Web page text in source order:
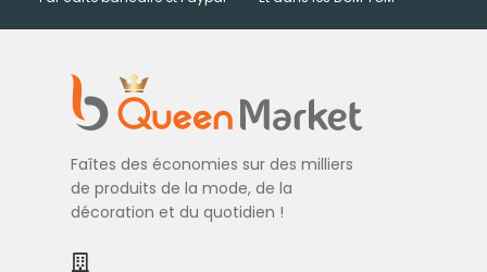
Faîtes des économies sur des milliers
de produits de la mode, de la
décoration et du quotidien !